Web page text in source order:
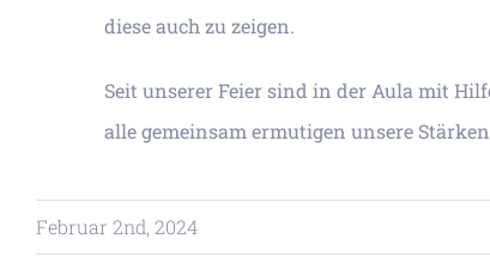
diese auch zu zeigen.
Seit unserer Feier sind in der Aula mit
alle gemeinsam ermutigen unsere
Februar 2nd, 2024